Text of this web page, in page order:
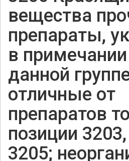
вещества
препараты,
в
данной
отличные от
препаратов
позиции
3205;